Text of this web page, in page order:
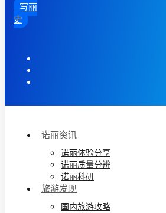
写丽
史
诺丽资讯
诺丽体验分享
诺丽质量分辨
诺丽科研
旅游发现
国内旅游攻略